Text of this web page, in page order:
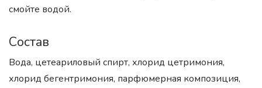
смойте водой.
Состав
Вода, цетеариловый спирт, хлорид цетримония,
хлорид бегентримония, парфюмерная композиция,